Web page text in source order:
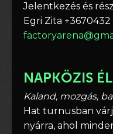
Jelentkezés és
Egri Zita
NAPKÖZIS
Kaland, mozgás,
Hat turnusban
nyárra, ahol